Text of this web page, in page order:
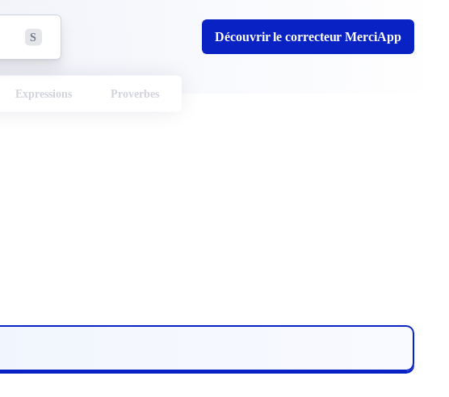
S Découvrir le correcteur MerciApp
Expressions Proverbes